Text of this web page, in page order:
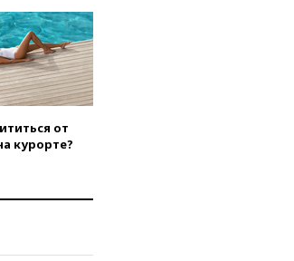
основной
России
Rozetka
Лето
от
курорте?